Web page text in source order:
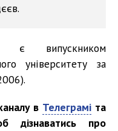
випускником
університету за
в Телеграміта
дізнаватись про